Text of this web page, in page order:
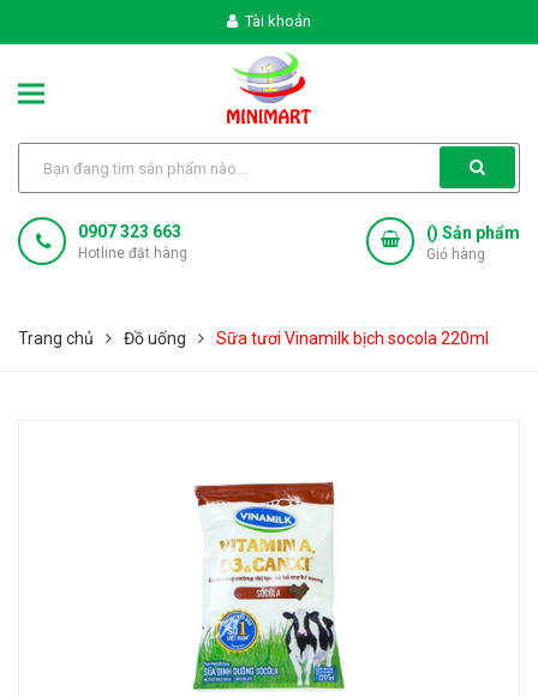
Tài khoản
0907 323 663
Hotline đặt hàng
() Sản phẩm
Giỏ hàng
Trang chủ Đồ uống Sữa tươi Vinamilk bịch socola 220ml